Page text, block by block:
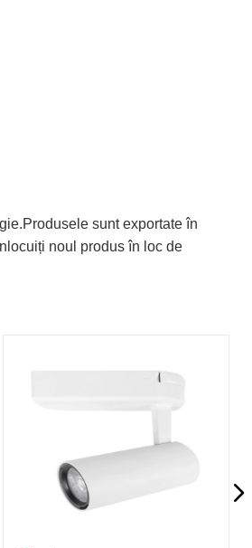
sunt exportate în
noul produs în loc de